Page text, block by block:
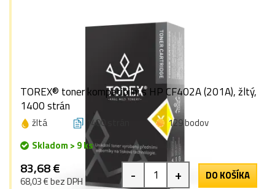
TOREX® toner kompatibilní s HP CF402A (201A), žltý,
1400 strán
žltá 1400 strán
129 bodov
Skladom > 9 ks
83,68 €
68,03 € bez DPH - + DO KOŠÍKA